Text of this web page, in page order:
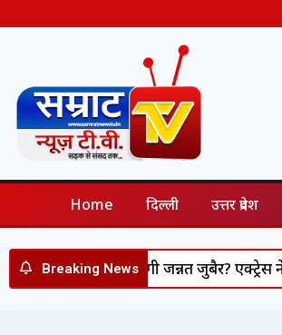
Home दिल्ली उत्तर प्रदेश
Breaking News
20 में नजर आएंगी जन्नत जुबैर? एक्ट्रेस ने खुद